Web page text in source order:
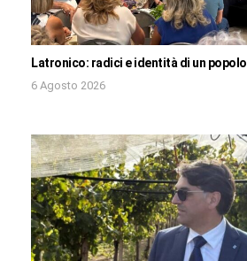
Latronico: radici e identità di un popolo
6 Agosto 2026